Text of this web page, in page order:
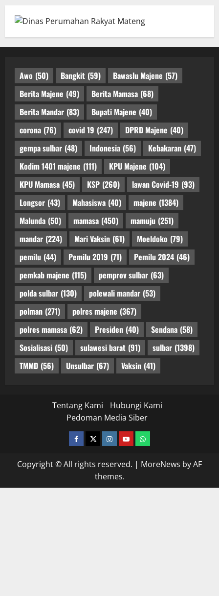
Awo (50) Bangkit (59) Bawaslu Majene (57)
Berita Majene (49) Berita Mamasa (68)
Berita Mandar (83) Bupati Majene (40)
corona (76) covid 19 (247) DPRD Majene (40)
gempa sulbar (48) Indonesia (56) Kebakaran (47)
Kodim 1401 majene (111) KPU Majene (104)
KPU Mamasa (45) KSP (260) lawan Covid-19 (93)
Longsor (43) Mahasiswa (40) majene (1384)
Malunda (50) mamasa (450) mamuju (251)
mandar (224) Mari Vaksin (61) Moeldoko (79)
pemilu (44) Pemilu 2019 (71) Pemilu 2024 (46)
pemkab majene (115) pemprov sulbar (63)
polda sulbar (130) polewali mandar (53)
polman (271) polres majene (367)
polres mamasa (62) Presiden (40) Sendana (58)
Sosialisasi (50) sulawesi barat (91) sulbar (1398)
TMMD (56) Unsulbar (67) Vaksin (41)
Tentang Kami
Hubungi Kami
Pedoman Media Siber
facebooktwitterinstagram.com
youtubewhatsapp
Copyright © All rights reserved. | MoreNews by AF
themes.